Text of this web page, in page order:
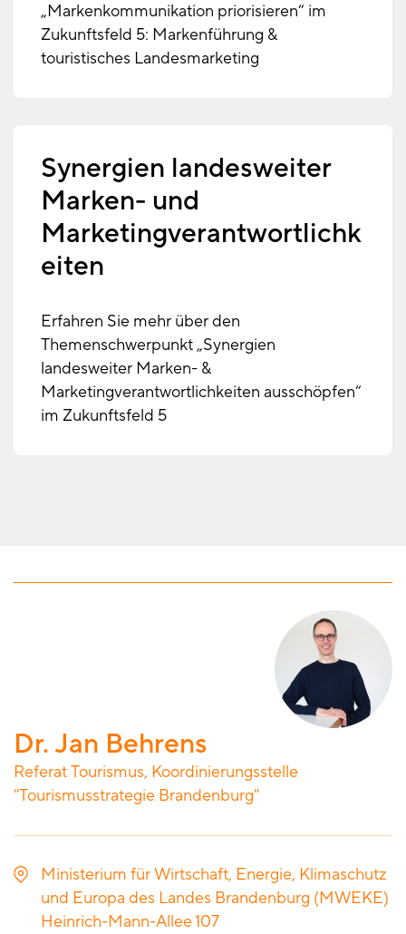
„Markenkommunikation priorisieren“ im
Zukunftsfeld 5: Markenführung &
touristisches Landesmarketing
Synergien landesweiter
Marken- und
Marketingverantwortlichk
eiten
Erfahren Sie mehr über den
Themenschwerpunkt „Synergien
landesweiter Marken- &
Marketingverantwortlichkeiten ausschöpfen“
im Zukunftsfeld 5
Dr. Jan Behrens
Referat Tourismus, Koordinierungsstelle
"Tourismusstrategie Brandenburg"
Ministerium für Wirtschaft, Energie, Klimaschutz
und Europa des Landes Brandenburg (MWEKE)
Heinrich-Mann-Allee 107